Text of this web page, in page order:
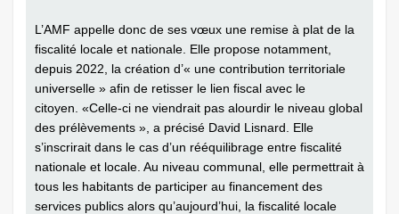
L’AMF appelle donc de ses vœux une remise à plat de la
fiscalité locale et nationale. Elle propose notamment,
depuis 2022, la création d’« une contribution territoriale
universelle » afin de retisser le lien fiscal avec le
citoyen. «Celle-ci ne viendrait pas alourdir le niveau global
des prélèvements », a précisé David Lisnard. Elle
s’inscrirait dans le cas d’un rééquilibrage entre fiscalité
nationale et locale. Au niveau communal, elle permettrait à
tous les habitants de participer au financement des
services publics alors qu’aujourd’hui, la fiscalité locale